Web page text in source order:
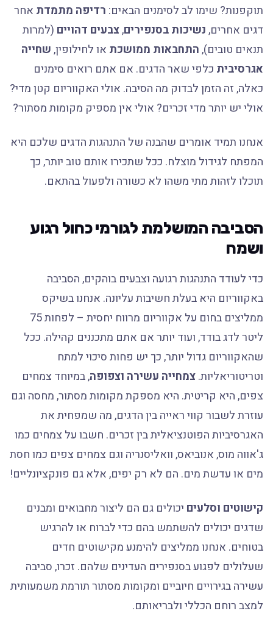
תוקפנות? שימו לב לסימנים הבאים:רדיפה מתמדתאחר
דגים אחרים,נשיכות בסנפירים,צבעים דהויים(למרות
תנאים טובים),התחבאות ממושכתאו לחילופין,שחייה
אגרסיביתכלפי שאר הדגים. אם אתם רואים סימנים
כאלה, זה הזמן לבדוק מה הסיבה. אולי האקווריום קטן מדי?
אולי יש יותר מדי זכרים? אולי אין מספיק מקומות מסתור?
אנחנו תמיד אומרים שהבנה של התנהגות הדגים שלכם היא
המפתח לגידול מוצלח. ככל שתכירו אותם טוב יותר, כך
תוכלו לזהות מתי משהו לא כשורה ולפעול בהתאם.
הסביבה המושלמת לגורמי כחול רגוע
ושמח
כדי לעודד התנהגות רגועה וצבעים בוהקים, הסביבה
באקווריום היא בעלת חשיבות עליונה. אנחנו בשיקס
ממליצים בחום על אקווריום מרווח יחסית – לפחות 75
ליטר לדג בודד, ועוד יותר אם אתם מתכננים קהילה. ככל
שהאקווריום גדול יותר, כך יש פחות סיכוי למתח
וטריטוריאליות.צמחייה עשירה וצפופה, במיוחד צמחים
צפים, היא קריטית. היא מספקת מקומות מסתור, מחסה וגם
עוזרת לשבור קווי ראייה בין הדגים, מה שמפחית את
האגרסיביות הפוטנציאלית בין זכרים. חשבו על צמחים כמו
ג'אווה מוס, אנוביאס, וואליסנריה וגם צמחים צפים כמו חסת
מים או עדשת מים. הם לא רק יפים, אלא גם פונקציונליים!
קישוטים וסלעיםיכולים גם הם ליצור מחבואים ומבנים
שדגים יכולים להשתמש בהם כדי לברוח או להרגיש
בטוחים. אנחנו ממליצים להימנע מקישוטים חדים
שעלולים לפגוע בסנפירים העדינים שלהם. זכרו, סביבה
עשירה בגירויים חיוביים ומקומות מסתור תורמת משמעותית
למצב רוחם הכללי ולבריאותם.